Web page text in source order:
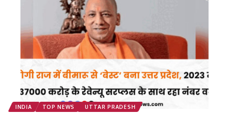
INDIA TOP NEWS UTTAR PRADESH